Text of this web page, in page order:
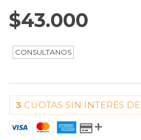
$43.000
3 CUOTAS SIN INTERÉS DE